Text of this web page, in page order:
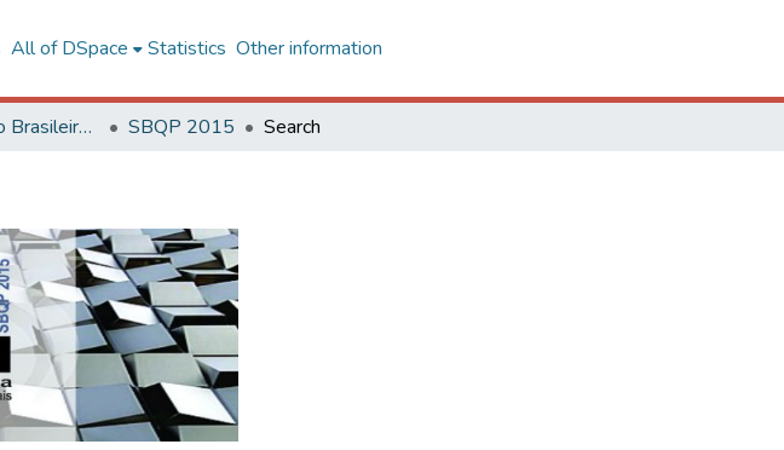
All of DSpace Statistics Other information
SBQP - Simpósio Brasileiro de Qualidade do Projeto no Ambiente Construído SBQP 2015 Search